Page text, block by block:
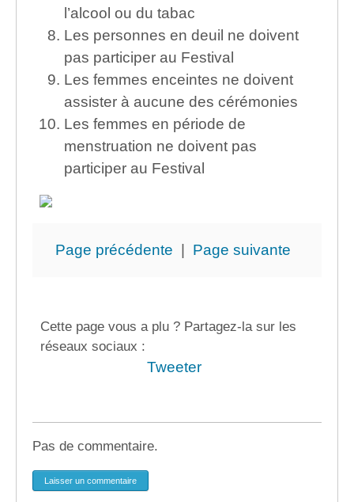
l’alcool ou du tabac
Les personnes en deuil ne doivent
pas participer au Festival
Les femmes enceintes ne doivent
assister à aucune des cérémonies
Les femmes en période de
menstruation ne doivent pas
participer au Festival
Page précédente | Page suivante
Cette page vous a plu ? Partagez-la sur les
réseaux sociaux :
Tweeter
Pas de commentaire.
Laisser un commentaire